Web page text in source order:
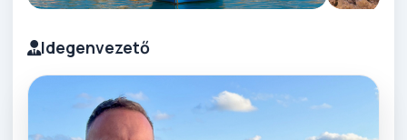
Idegenvezető